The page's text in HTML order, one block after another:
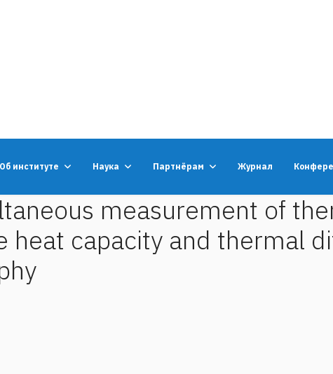
Об институте Наука Партнёрам Журнал
measurement of
heat capacity and thermal